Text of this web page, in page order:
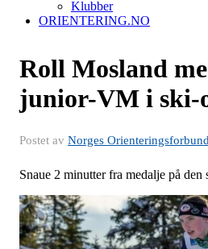
Klubber
ORIENTERING.NO
Roll Mosland
junior-VM i ski-
Postet av Norges Orienteringsforbund
Snaue 2 minutter fra medalje på den